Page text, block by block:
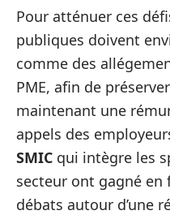
Pour atténuer ces
publiques doivent
comme des
PME, afin de
maintenant une
appels des
SMIC qui intègre les
secteur ont gagné en
débats autour d’une